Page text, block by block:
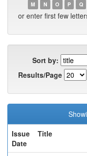
M
N O P Q
or enter first few
Sort by:
Results/Page
Issue
Date
Title